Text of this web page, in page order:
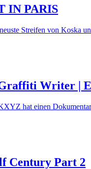
IN PARIS
Streifen von Koska
Writer |
hat einen
Century Part 2